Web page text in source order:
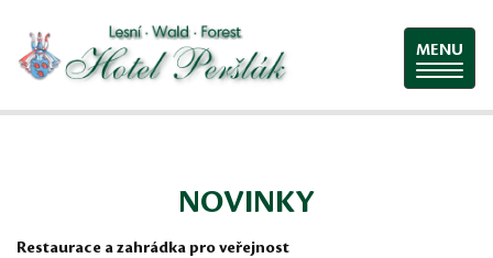
MENU
NOVINKY
Restaurace a zahrádka pro veřejnost